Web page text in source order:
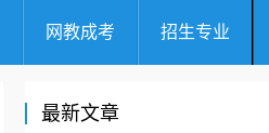
网教成考 招生专业
最新文章